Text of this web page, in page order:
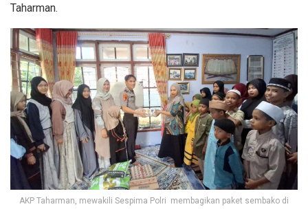
Taharman.
AKP Taharman, mewakili Sespima Polri membagikan paket sembako di